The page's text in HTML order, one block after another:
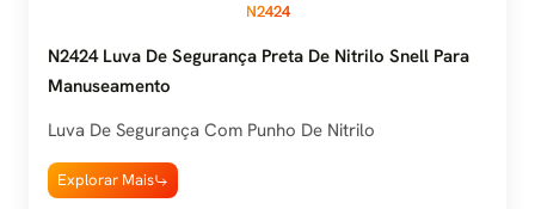
N2424
N2424 Luva De Segurança Preta De Nitrilo Snell Para
Manuseamento
Luva De Segurança Com Punho De Nitrilo
Explorar Mais